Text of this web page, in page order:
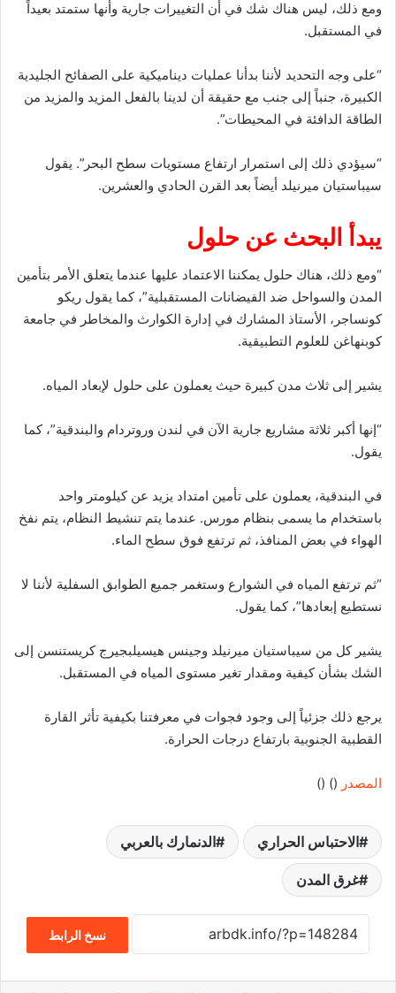
ومع ذلك، ليس هناك شك في أن التغييرات جارية وأنها ستمتد بعيداً
في المستقبل.
“على وجه التحديد لأننا بدأنا عمليات ديناميكية على الصفائح الجليدية
الكبيرة، جنباً إلى جنب مع حقيقة أن لدينا بالفعل المزيد والمزيد من
الطاقة الدافئة في المحيطات”.
“سيؤدي ذلك إلى استمرار ارتفاع مستويات سطح البحر”. يقول
سيباستيان ميرنيلد أيضاً بعد القرن الحادي والعشرين.
يبدأ البحث عن حلول
“ومع ذلك، هناك حلول يمكننا الاعتماد عليها عندما يتعلق الأمر بتأمين
المدن والسواحل ضد الفيضانات المستقبلية”، كما يقول ريكو
كونساجر، الأستاذ المشارك في إدارة الكوارث والمخاطر في جامعة
كوبنهاغن للعلوم التطبيقية.
يشير إلى ثلاث مدن كبيرة حيث يعملون على حلول لإبعاد المياه.
“إنها أكبر ثلاثة مشاريع جارية الآن في لندن وروتردام والبندقية”، كما
يقول.
في البندقية، يعملون على تأمين امتداد يزيد عن كيلومتر واحد
باستخدام ما يسمى بنظام مورس. عندما يتم تنشيط النظام، يتم نفخ
الهواء في بعض المنافذ، ثم ترتفع فوق سطح الماء.
“ثم ترتفع المياه في الشوارع وستغمر جميع الطوابق السفلية لأننا لا
نستطيع إبعادها”، كما يقول.
يشير كل من سيباستيان ميرنيلد وجينس هيسيلبجيرج كريستنسن إلى
الشك بشأن كيفية ومقدار تغير مستوى المياه في المستقبل.
يرجع ذلك جزئياً إلى وجود فجوات في معرفتنا بكيفية تأثر القارة
القطبية الجنوبية بارتفاع درجات الحرارة.
المصدر (
) (
)
الاحتباس الحراري الدنمارك بالعربي
غرق المدن
نسخ الرابط